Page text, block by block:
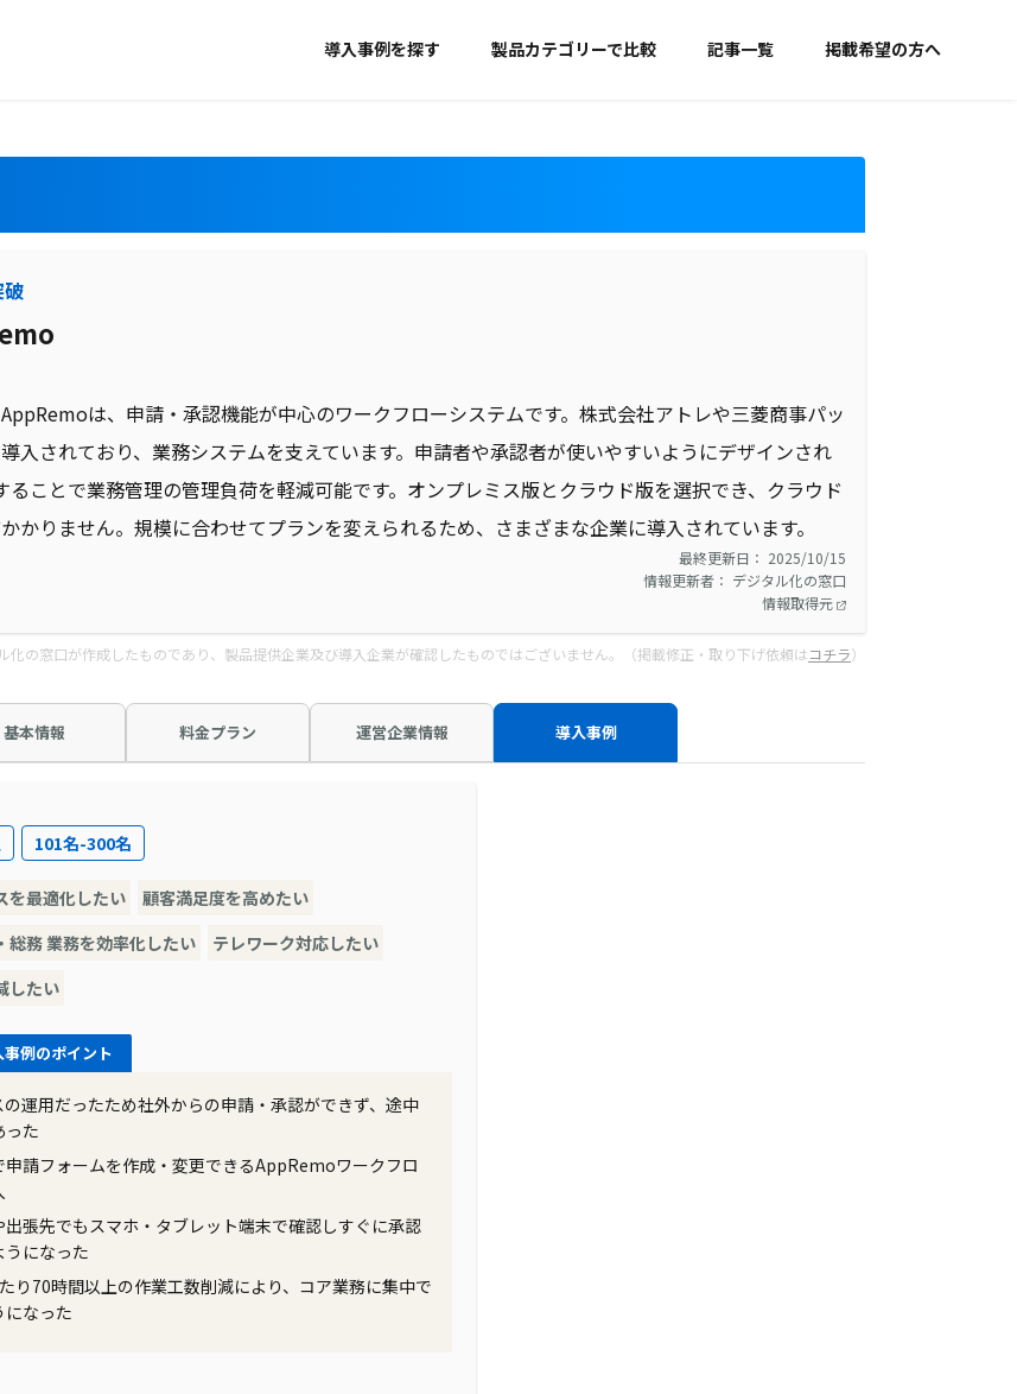
導入事例を探す 製品カテゴリーで比較 記事一覧 掲載希望の方へ
は、申請・承認機能が中心のワークフローシステムです。株式会社アトレや三菱商事パッ
入されており、業務システムを支えています。申請者や承認者が使いやすいようにデザインされ
ことで業務管理の管理負荷を軽減可能です。オンプレミス版とクラウド版を選択でき、クラウド
かりません。規模に合わせてプランを変えられるため、さまざまな企業に導入されています。
最終更新日： 2025/10/15
情報更新者： デジタル化の窓口
情報取得元
化の窓口が作成したものであり、製品提供企業及び導入企業が確認したものではございません。（掲載修正・取り下げ依頼はコチラ）
基本情報 料金プラン 運営企業情報 導入事例
101名-300名
を最適化したい
顧客満足度を高めたい
総務 業務を効率化したい
テレワーク対応したい
したい
事例のポイント
の運用だったため社外からの申請・承認ができず、途中
った
申請フォームを作成・変更できるAppRemoワークフロ
出張先でもスマホ・タブレット端末で確認しすぐに承認
うになった
り70時間以上の作業工数削減により、コア業務に集中で
になった